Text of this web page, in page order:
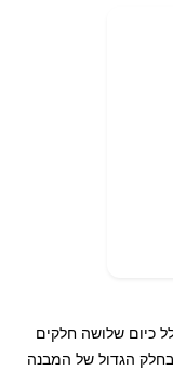
נמצא במיקומו הנוכחי משנת 2012 וכולל כיום שלושה חלקים
הגדול של המבנה